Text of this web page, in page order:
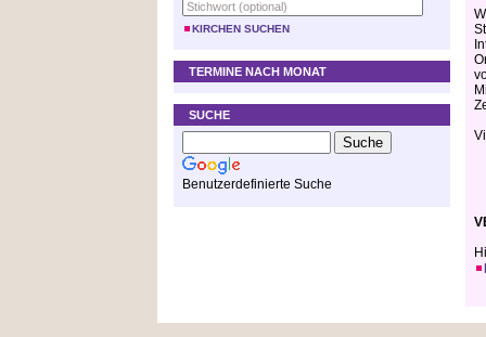
KIRCHEN SUCHEN
TERMINE NACH MONAT
SUCHE
Benutzerdefinierte Suche